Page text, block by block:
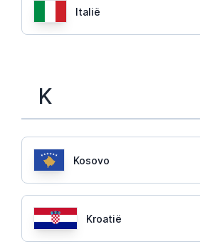
Italië
K
Kosovo
Kroatië